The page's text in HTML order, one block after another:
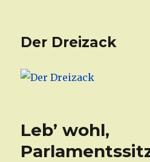
Der Dreizack
Leb’ wohl,